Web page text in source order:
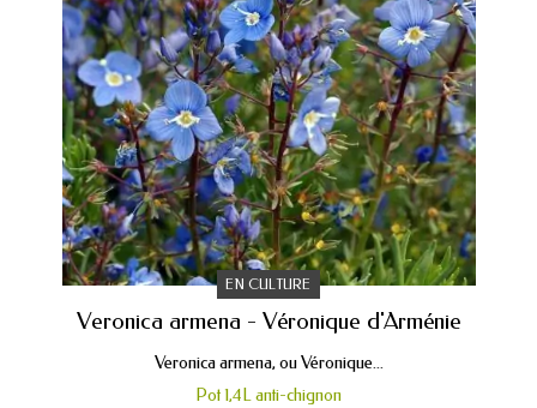
EN CULTURE
Veronica armena - Véronique d'Arménie
Veronica armena, ou Véronique...
Pot 1,4L anti-chignon